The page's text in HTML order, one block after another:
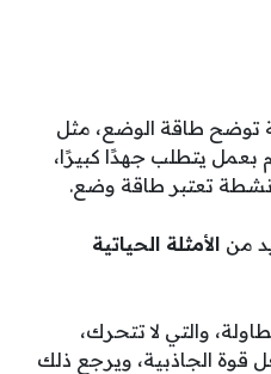
توضح طاقة الوضع، مثل
بعمل يتطلب جهدًا كبيرًا،
تعتبر طاقة وضع.
من الأمثلة الحياتية
والتي لا تتحرك،
قوة الجاذبية، ويرجع ذلك